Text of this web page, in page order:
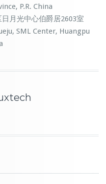
P.R. China
日月光中心伯爵居2603室
SML Center, Huangpu